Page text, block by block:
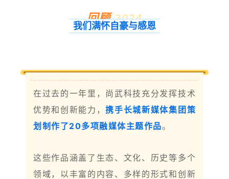
回顾 2024
我们满怀自豪与感恩
在过去的一年里，尚武科技充分发挥技术
优势和创新能力，携手长城新媒体集团策
划制作了20多项融媒体主题作品。
这些作品涵盖了生态、文化、历史等多个
领域，以丰富的内容、多样的形式和创新